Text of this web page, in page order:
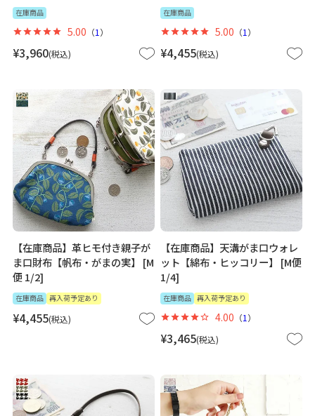
在庫商品
¥3,960 税込
5.00 （1）
在庫商品
¥4,455 税込
5.00 （1）
【在庫商品】革ヒモ付き親子が
ま口財布【帆布・がまの実】 [M
便 1/2]
在庫商品 再入荷予定あり
¥4,455 税込
【在庫商品】天溝がま口ウォレ
ット【綿布・ヒッコリー】 [M便
1/4]
在庫商品 再入荷予定あり
¥3,465 税込
4.00 （1 ）